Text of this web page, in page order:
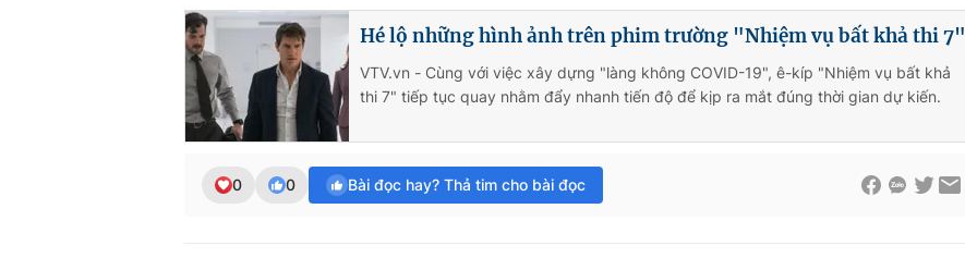
Hé lộ những hình ảnh trên phim trường "Nhiệm vụ bất khả thi 7"
VTV.vn - Cùng với việc xây dựng "làng không COVID-19", ê-kíp "Nhiệm vụ bất khả
thi 7" tiếp tục quay nhằm đẩy nhanh tiến độ để kịp ra mắt đúng thời gian dự kiến.
0 0 Bài đọc hay? Thả tim cho bài đọc